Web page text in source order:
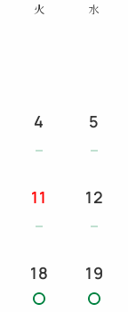
火 水
4 5
11 12
18 19